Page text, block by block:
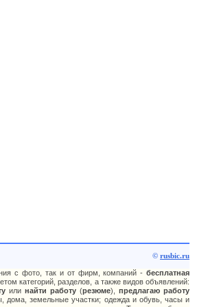
© rusbic.ru
с фото, так и от фирм, компаний -бесплатная
категорий, разделов, а также видов объявлений:
илинайти работу (резюме),предлагаю работу
дома, земельные участки; одежда и обувь, часы и